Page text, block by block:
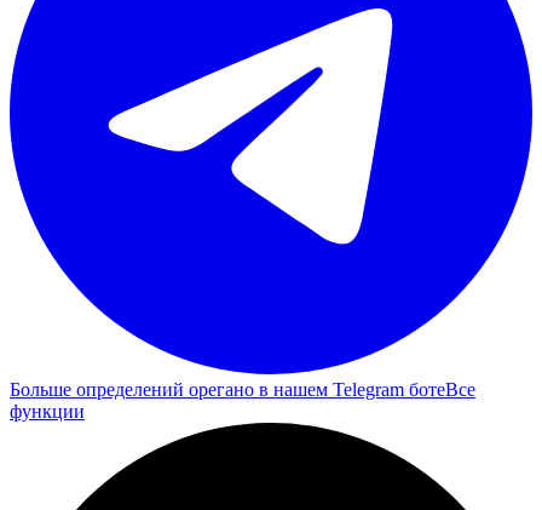
Больше определений орегано в нашем Telegram ботеВсе
функции